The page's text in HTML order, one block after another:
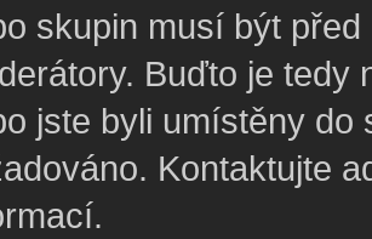
skupin musí být
Buďto je tedy
jste byli umístěny do
Kontaktujte